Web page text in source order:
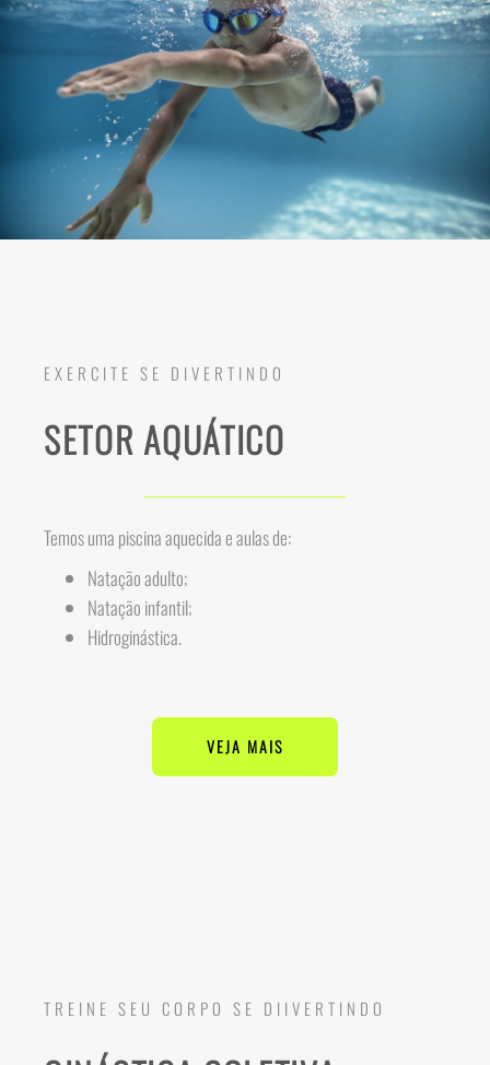
EXERCITE SE DIVERTINDO
SETOR AQUÁTICO
Temos uma piscina aquecida e aulas de:
Natação adulto;
Natação infantil;
Hidroginástica.
VEJA MAIS
TREINE SEU CORPO SE DIIVERTINDO